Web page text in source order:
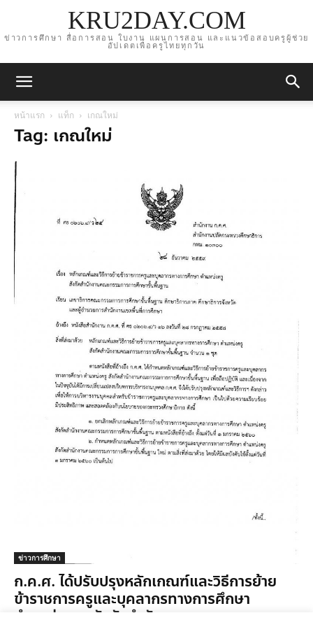
KRU2DAY.COM
ข่าวการศึกษา สื่อการสอน ใบงาน แผนการสอน และแนวข้อสอบครูผู้ช่วย
อัปเดตเพื่อครูไทยทุกวัน
หน้าแรก แท็ก เกณใหม่
Tag: เกณใหม่
ข่าวการศึกษา
ก.ค.ศ. ได้ปรับปรุงหลักเกณฑ์และวิธีการย้าย
ข้าราชการครูและบุคลากรทางการศึกษา
ตำแหน่ง ครู สังกัดสำนักงานคณะกรรมการการ